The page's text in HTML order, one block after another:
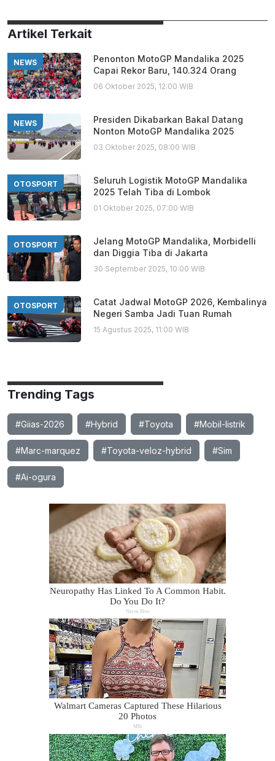
Artikel Terkait
NEWS
Penonton MotoGP Mandalika 2025
Capai Rekor Baru, 140.324 Orang
06 Oktober 2025, 12:00 WIB
NEWS
Presiden Dikabarkan Bakal Datang
Nonton MotoGP Mandalika 2025
03 Oktober 2025, 08:00 WIB
OTOSPORT
Seluruh Logistik MotoGP Mandalika
2025 Telah Tiba di Lombok
01 Oktober 2025, 07:00 WIB
OTOSPORT
Jelang MotoGP Mandalika, Morbidelli
dan Diggia Tiba di Jakarta
30 September 2025, 10:00 WIB
OTOSPORT
Catat Jadwal MotoGP 2026, Kembalinya
Negeri Samba Jadi Tuan Rumah
15 Agustus 2025, 11:00 WIB
Trending Tags
#Giias-2026 #Hybrid #Toyota #Mobil-listrik
#Marc-marquez #Toyota-veloz-hybrid #Sim
#Ai-ogura